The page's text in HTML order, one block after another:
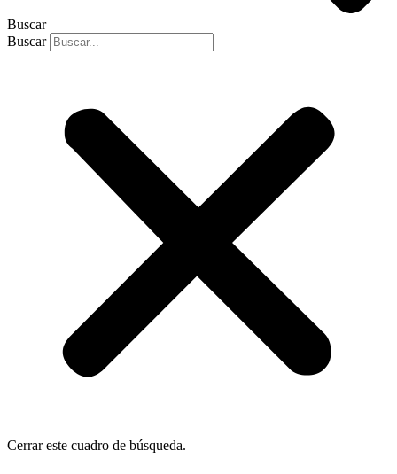
Buscar
Buscar
Cerrar este cuadro de búsqueda.